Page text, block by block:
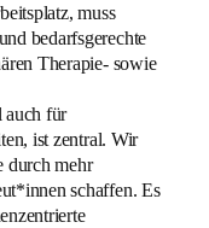
muss
bedarfsgerechte
Therapie- sowie
auch für
ist zentral. Wir
durch mehr
schaffen. Es